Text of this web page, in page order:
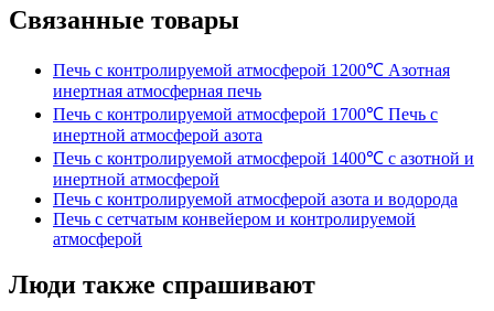
Связанные товары
Печь с контролируемой атмосферой 1200℃ Азотная
инертная атмосферная печь
Печь с контролируемой атмосферой 1700℃ Печь с
инертной атмосферой азота
Печь с контролируемой атмосферой 1400℃ с азотной и
инертной атмосферой
Печь с контролируемой атмосферой азота и водорода
Печь с сетчатым конвейером и контролируемой
атмосферой
Люди также спрашивают